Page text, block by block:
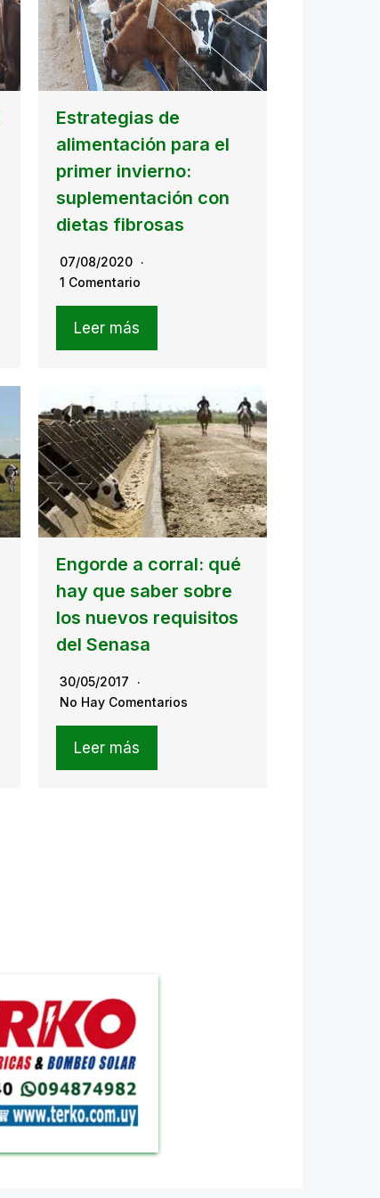
Estrategias de
alimentación para el
primer invierno:
suplementación con
dietas fibrosas
07/08/2020
1 Comentario
Leer más
Engorde a corral: qué
hay que saber sobre
los nuevos requisitos
del Senasa
30/05/2017
No Hay Comentarios
Leer más